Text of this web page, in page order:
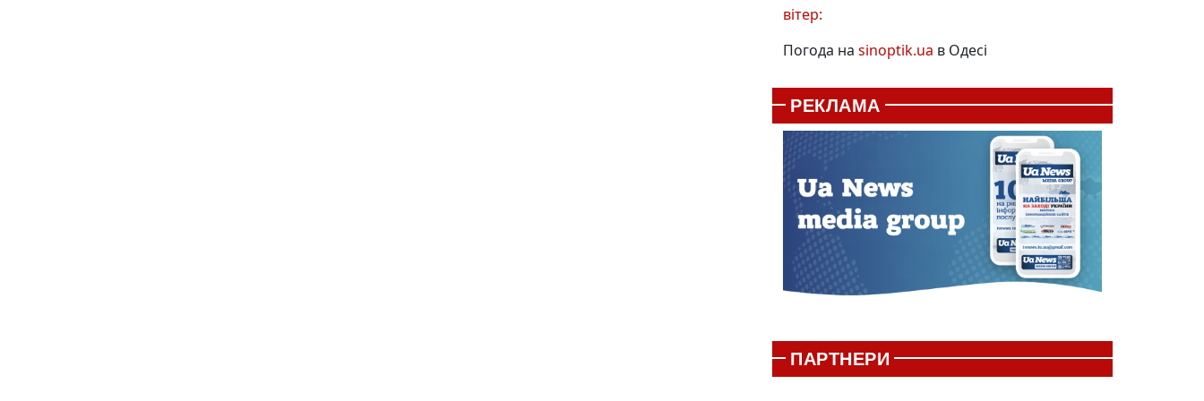
вітер:
Погода на sinoptik.ua в Одесі
РЕКЛАМА
ПАРТНЕРИ